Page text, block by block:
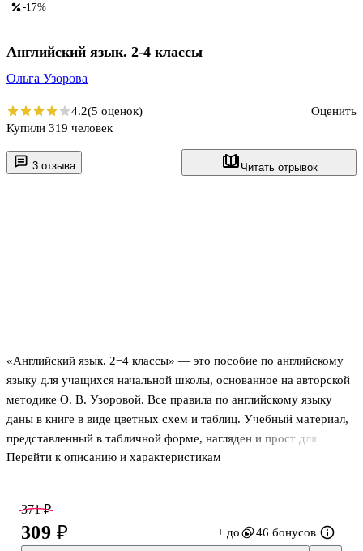
3 отзыва Читать отрывок
«Английский язык. 2−4 классы» — это пособие по английскому
языку для учащихся начальной школы, основанное на авторской
методике О. В. Узоровой. Все правила по английскому языку
даны в книге в виде цветных схем и таблиц. Учебный материал,
представленный в табличной форме, нагляден и прост для
понимания, а цветовое оформление облегчает запоминание
Перейти к описанию и характеристикам
-17%
Английский язык. 2-4 классы
Ольга Узорова
4.2(5 оценок)
Оценить
Купили 319 человек
371 ₽
309 ₽ + до 46 бонусов